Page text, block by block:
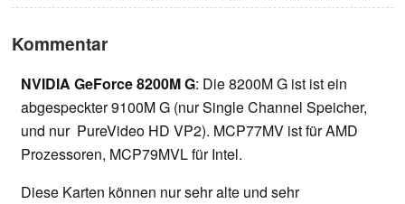
Kommentar
NVIDIA GeForce 8200M G: Die 8200M G ist ist ein
abgespeckter 9100M G (nur Single Channel Speicher,
und nur PureVideo HD VP2). MCP77MV ist für AMD
Prozessoren, MCP79MVL für Intel.
Diese Karten können nur sehr alte und sehr